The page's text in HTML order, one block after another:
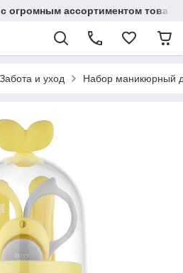
огромным ассортиментом
Забота и уход Набор маникюрный